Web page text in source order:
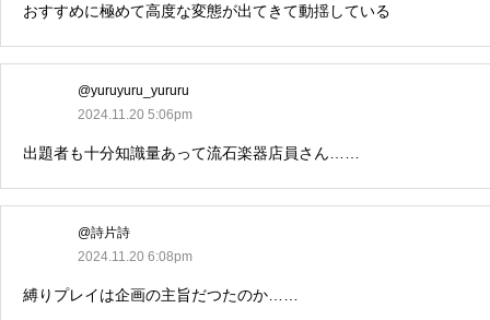
おすすめに極めて高度な変態が出てきて動揺している
@yuruyuru_yururu
2024.11.20 5:06pm
出題者も十分知識量あって流石楽器店員さん……
@詩片詩
2024.11.20 6:08pm
縛りプレイは企画の主旨だつたのか……